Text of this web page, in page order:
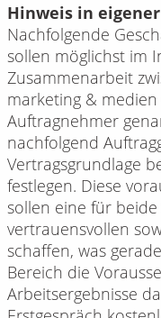
Hinweis in eigener
Nachfolgende
sollen möglichst im
Zusammenarbeit
marketing &
Auftragnehmer
nachfolgend
Vertragsgrundlage
festlegen. Diese
sollen eine für
vertrauensvollen
schaffen, was
Bereich die
Arbeitsergebnisse